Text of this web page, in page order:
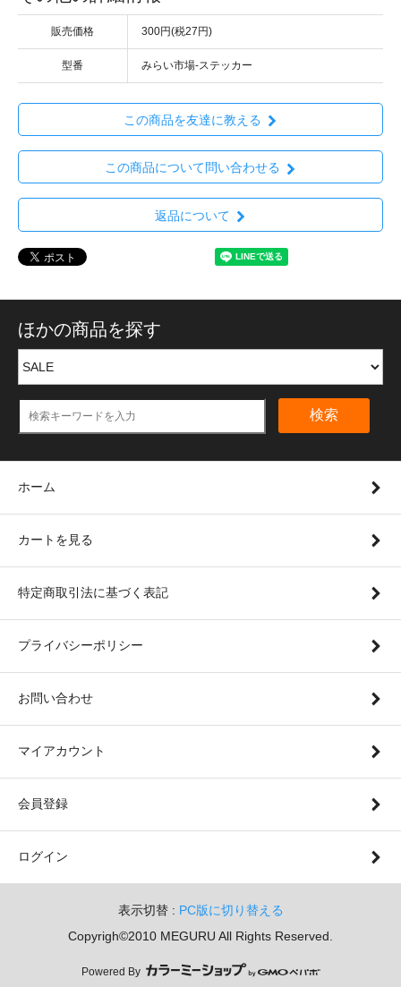
販売価格 300円(税27円)
型番 みらい市場-ステッカー
この商品を友達に教える
この商品について問い合わせる
返品について
ほかの商品を探す
検索
ホーム
カートを見る
特定商取引法に基づく表記
プライバシーポリシー
お問い合わせ
マイアカウント
会員登録
ログイン
表示切替 : PC版に切り替える
Copyrigh©2010 MEGURU All Rights Reserved.
Powered By